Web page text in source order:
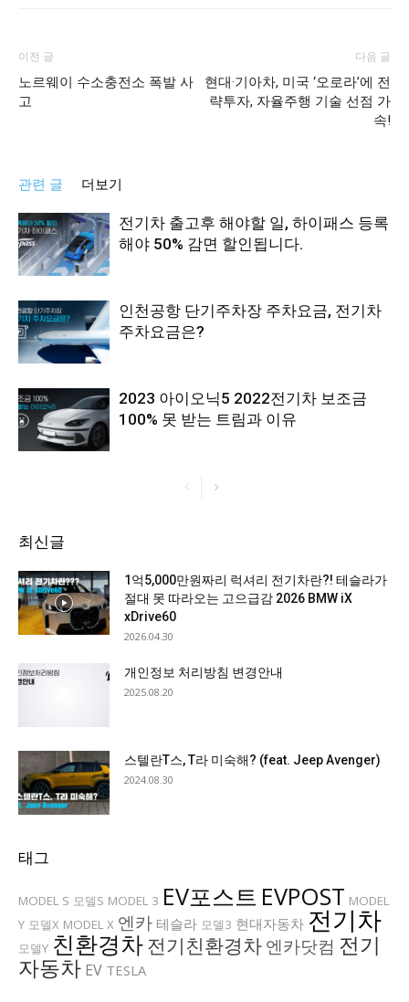
이전 글
노르웨이 수소충전소 폭발 사
고
다음 글
현대·기아차, 미국 ‘오로라’에 전
략투자, 자율주행 기술 선점 가
속!
관련 글 더보기
전기차 출고후 해야할 일, 하이패스 등록
해야 50% 감면 할인됩니다.
인천공항 단기주차장 주차요금, 전기차
주차요금은?
2023 아이오닉5 2022전기차 보조금
100% 못 받는 트림과 이유
최신글
1억5,000만원짜리 럭셔리 전기차란?! 테슬라가
절대 못 따라오는 고으급감 2026 BMW iX
xDrive60
2026.04.30
개인정보 처리방침 변경안내
2025.08.20
스텔란T스, T라 미숙해? (feat. Jeep Avenger)
2024.08.30
태그
MODEL S 모델S MODEL 3 EV포스트 EVPOST MODEL
Y 모델X MODEL X 엔카 테슬라 모델3 현대자동차 전기차
모델Y 친환경차전기친환경차 엔카닷컴 전기
자동차 EV TESLA